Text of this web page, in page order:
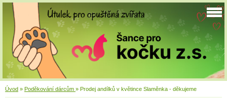
Úvod » Poděkování dárcům » Prodej andílků v květince Slaměnka - děkujeme